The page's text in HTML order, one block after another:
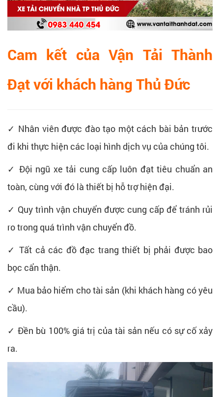
Cam kết của Vận Tải Thành
Đạt với khách hàng Thủ Đức
✓ Nhân viên được đào tạo một cách bài bản trước
đi khi thực hiện các loại hình dịch vụ của chúng tôi.
✓ Đội ngũ xe tải cung cấp luôn đạt tiêu chuẩn an
toàn, cùng với đó là thiết bị hỗ trợ hiện đại.
✓ Quy trình vận chuyển được cung cấp để tránh rủi
ro trong quá trình vận chuyển đồ.
✓ Tất cả các đồ đạc trang thiết bị phải được bao
bọc cẩn thận.
✓ Mua bảo hiểm cho tài sản (khi khách hàng có yêu
cầu).
✓ Đền bù 100% giá trị của tài sản nếu có sự cố xảy
ra.